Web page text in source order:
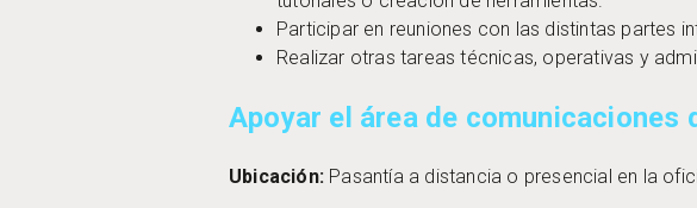
Participar en reuniones con las distintas partes
Realizar otras tareas técnicas, operativas y
Apoyar el área de comunicaciones
Ubicación: Pasantía a distancia o presencial en la